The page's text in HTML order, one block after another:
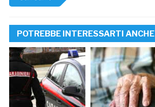
POTREBBE INTERESSARTI ANCHE